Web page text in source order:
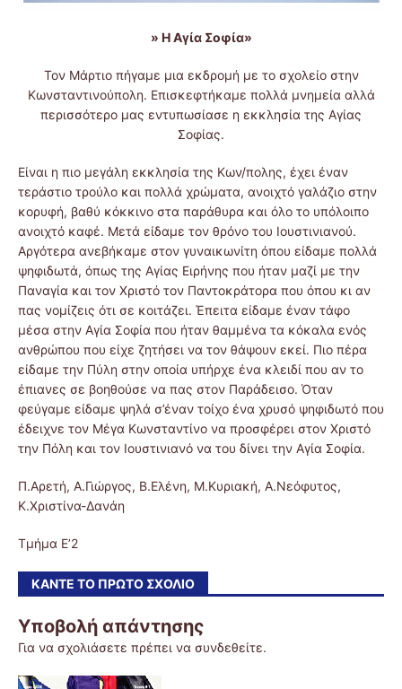
» Η Αγία Σοφία»
Τον Μάρτιο πήγαμε μια εκδρομή με το σχολείο στην
Κωνσταντινούπολη. Επισκεφτήκαμε πολλά μνημεία αλλά
περισσότερο μας εντυπωσίασε η εκκλησία της Αγίας
Σοφίας.
Είναι η πιο μεγάλη εκκλησία της Κων/πολης, έχει έναν
τεράστιο τρούλο και πολλά χρώματα, ανοιχτό γαλάζιο στην
κορυφή, βαθύ κόκκινο στα παράθυρα και όλο το υπόλοιπο
ανοιχτό καφέ. Μετά είδαμε τον θρόνο του Ιουστινιανού.
Αργότερα ανεβήκαμε στον γυναικωνίτη όπου είδαμε πολλά
ψηφιδωτά, όπως της Αγίας Ειρήνης που ήταν μαζί με την
Παναγία και τον Χριστό τον Παντοκράτορα που όπου κι αν
πας νομίζεις ότι σε κοιτάζει. Έπειτα είδαμε έναν τάφο
μέσα στην Αγία Σοφία που ήταν θαμμένα τα κόκαλα ενός
ανθρώπου που είχε ζητήσει να τον θάψουν εκεί. Πιο πέρα
είδαμε την Πύλη στην οποία υπήρχε ένα κλειδί που αν το
έπιανες σε βοηθούσε να πας στον Παράδεισο. Όταν
φεύγαμε είδαμε ψηλά σ’έναν τοίχο ένα χρυσό ψηφιδωτό που
έδειχνε τον Μέγα Κωνσταντίνο να προσφέρει στον Χριστό
την Πόλη και τον Ιουστινιανό να του δίνει την Αγία Σοφία.
Π.Αρετή, Α.Γιώργος, Β.Ελένη, Μ.Κυριακή, Α.Νεόφυτος,
Κ.Χριστίνα-Δανάη
Τμήμα Ε’2
ΚΆΝΤΕ ΤΟ ΠΡΏΤΟ ΣΧΌΛΙΟ
Υποβολή απάντησης
Για να σχολιάσετε πρέπει να συνδεθείτε.